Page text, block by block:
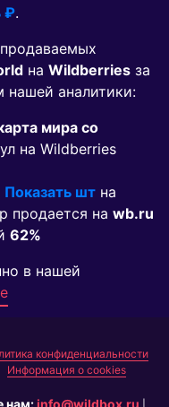
₽.
на Wildberries за
аналитики:
мира со
на Wildberries
Показать шт на
продается на wb.ru
62%
в нашей
конфиденциальности
Информация о cookies